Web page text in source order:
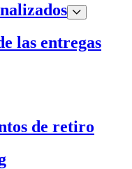
las entregas
de retiro